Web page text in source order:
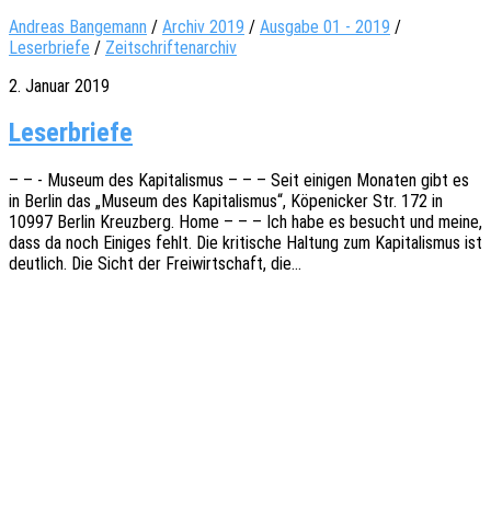
Andreas Bangemann / Archiv 2019 / Ausgabe 01 - 2019 /
Leserbriefe / Zeitschriftenarchiv
2. Januar 2019
Leserbriefe
– – - Museum des Kapi­ta­lis­mus – – – Seit eini­gen Mona­ten gibt es
in Berlin das „Museum des Kapi­ta­lis­mus“, Köpe­ni­cker Str. 172 in
10997 Berlin Kreuz­berg. Home – – – Ich habe es besucht und meine,
dass da noch Eini­ges fehlt. Die kriti­sche Haltung zum Kapi­ta­lis­mus ist
deut­lich. Die Sicht der Frei­wirt­schaft, die…